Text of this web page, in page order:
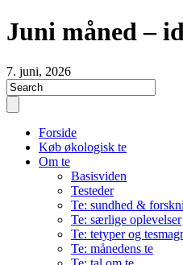
Juni måned –
7. juni, 2026
Forside
Køb økologisk te
Om te
Basisviden
Testeder
Te: sundhed &
Te: særlige oplevelser
Te: tetyper og
Te: månedens te